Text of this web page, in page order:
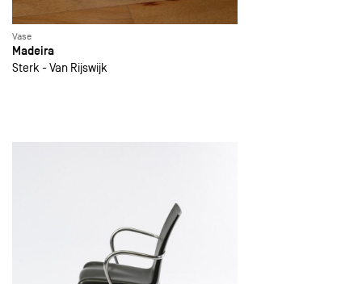
Vase
Madeira
Sterk - Van Rijswijk